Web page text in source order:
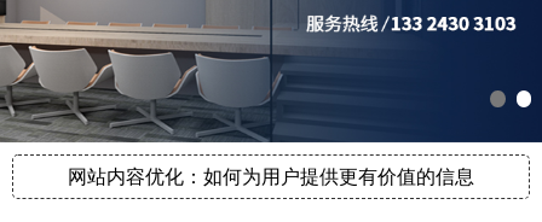
网站内容优化：如何为用户提供更有价值的信息